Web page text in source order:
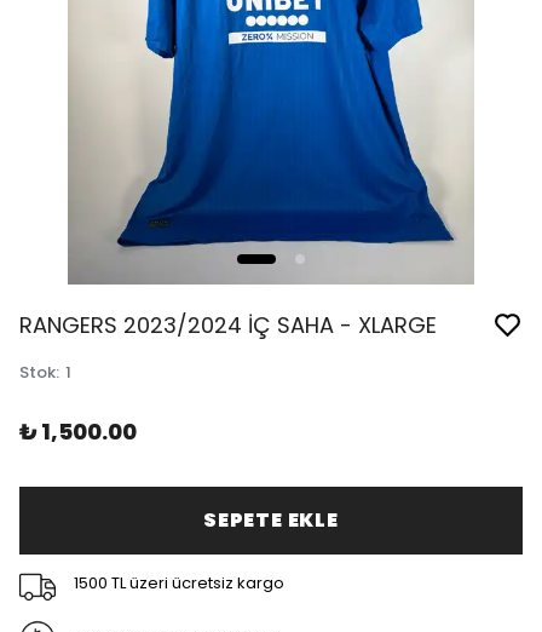
RANGERS 2023/2024 İÇ SAHA - XLARGE
Stok: 1
₺ 1,500.00
SEPETE EKLE
1500 TL üzeri ücretsiz kargo